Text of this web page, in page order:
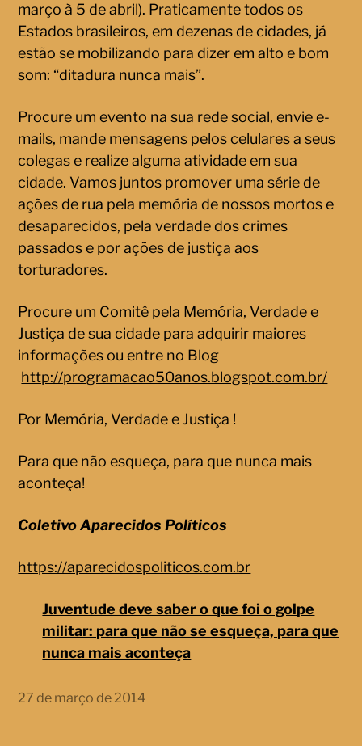
março à 5 de abril). Praticamente todos os
Estados brasileiros, em dezenas de cidades, já
estão se mobilizando para dizer em alto e bom
som: “ditadura nunca mais”.
Procure um evento na sua rede social, envie e-
mails, mande mensagens pelos celulares a seus
colegas e realize alguma atividade em sua
cidade. Vamos juntos promover uma série de
ações de rua pela memória de nossos mortos e
desaparecidos, pela verdade dos crimes
passados e por ações de justiça aos
torturadores.
Procure um Comitê pela Memória, Verdade e
Justiça de sua cidade para adquirir maiores
informações ou entre no Blog
http://programacao50anos.blogspot.com.br/
Por Memória, Verdade e Justiça !
Para que não esqueça, para que nunca mais
aconteça!
Coletivo Aparecidos Políticos
https://aparecidospoliticos.com.br
Juventude deve saber o que foi o golpe
militar: para que não se esqueça, para que
nunca mais aconteça
27 de março de 2014